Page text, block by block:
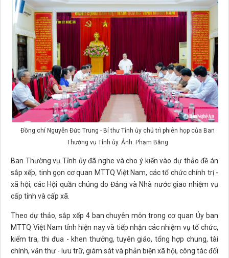
Đồng chí Nguyễn Đức Trung - Bí thư Tỉnh ủy chủ trì phiên họp của Ban
Thường vụ Tỉnh ủy. Ảnh: Phạm Bằng
Ban Thường vụ Tỉnh ủy đã nghe và cho ý kiến vào dự thảo đề án
sắp xếp, tinh gọn cơ quan MTTQ Việt Nam, các tổ chức chính trị -
xã hội, các Hội quần chúng do Đảng và Nhà nước giao nhiệm vụ
cấp tỉnh và cấp xã.
Theo dự thảo, sắp xếp 4 ban chuyên môn trong cơ quan Ủy ban
MTTQ Việt Nam tỉnh hiện nay và tiếp nhận các nhiệm vụ tổ chức,
kiểm tra, thi đua - khen thưởng, tuyên giáo, tổng hợp chung, tài
chính, văn thư - lưu trữ, giám sát và phản biện xã hội, công tác đối